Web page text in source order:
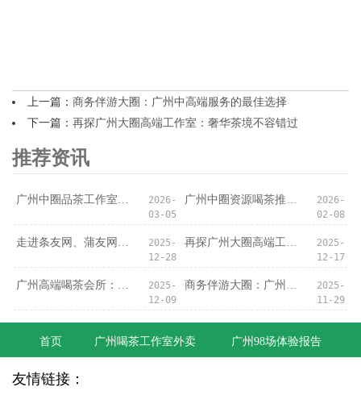
上一篇： 商务伴游大圈：广州中高端服务的最佳选择
下一篇： 再探广州大圈高端工作室：奢华茶境不容错过
推荐资讯
广州中圈品茶工作室对比广州中圈自带工作室：中端茶室消费升级_57
2026-
03-05
广州中圈资源喝茶推荐：深圳大圈群与同城品茶微信实测
2026-
02-08
走进条友网、蒲友网、蒲典网，畅享广州高端喝茶会所风情！
2025-
12-28
再探广州大圈高端工作室：奢华茶境不容错过
2025-
12-17
‌广州高端喝茶会所‌：会所服务的用户反馈
2025-
12-09
商务伴游大圈：广州中高端服务的最佳选择
2025-
11-29
首页 广州喝茶工作室外卖 广州98场体验报告
友情链接：